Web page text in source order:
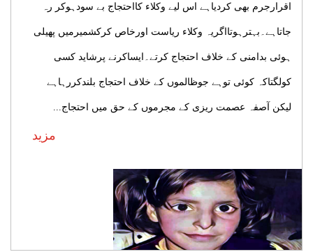
اقرارجرم بھی کردیاہے اس لیے وکلاء کااحتجاج بے سودہوکر رہ
جاتاہے۔بہترہوتااگریہ وکلاء ریاست اورخاص کرکشمیرمیں پھیلی
ہوئی بدامنی کے خلاف احتجاج کرتے۔ایساکرنے پرشاید کسی
کولگتاکہ کوئی توہے جوظالموں کے خلاف احتجاج بلندکررہاہے
لیکن آصفہ عصمت ریزی کے مجرموں کے حق میں احتجاج...
مزید